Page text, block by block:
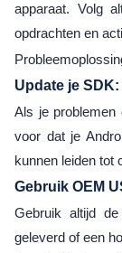
apparaat. Volg
opdrachten en
Update je SDK:
Als je problemen
voor dat je
kunnen leiden tot
Gebruik OEM
Gebruik altijd
geleverd of een